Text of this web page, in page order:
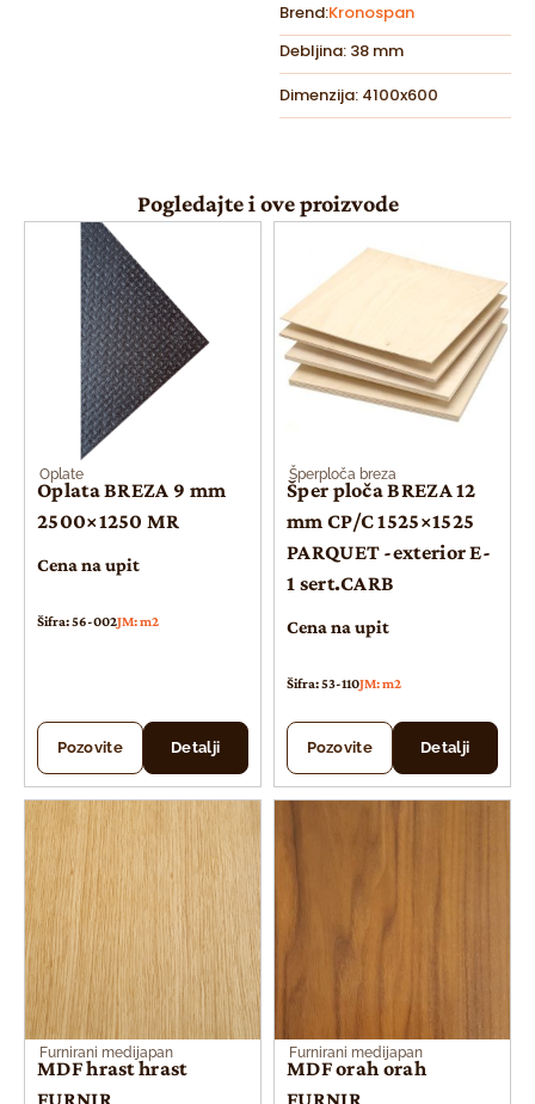
Brend:Kronospan
Debljina: 38 mm
Dimenzija: 4100x600
Pogledajte i ove proizvode
Oplate
Oplata BREZA 9 mm
2500×1250 MR
Cena na upit
Šifra: 56-002JM: m2
Pozovite Detalji
Šperploča breza
Šper ploča BREZA 12
mm CP/C 1525×1525
PARQUET -exterior E-
1 sert.CARB
Cena na upit
Šifra: 53-110JM: m2
Pozovite Detalji
Furnirani medijapan
MDF hrast hrast
Furnirani medijapan
MDF orah orah